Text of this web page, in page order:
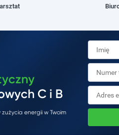
C i B
energii w Twoim